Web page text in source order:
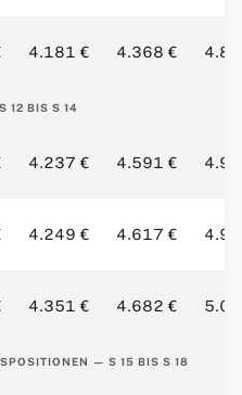
4.181 € 4.368 €
12 BIS S 14
4.237 € 4.591 €
4.249 € 4.617 €
4.351 € 4.682 €
— S 15 BIS S 18